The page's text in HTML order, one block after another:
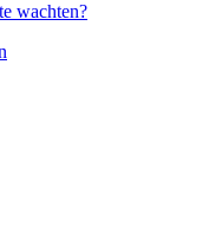
wachten?